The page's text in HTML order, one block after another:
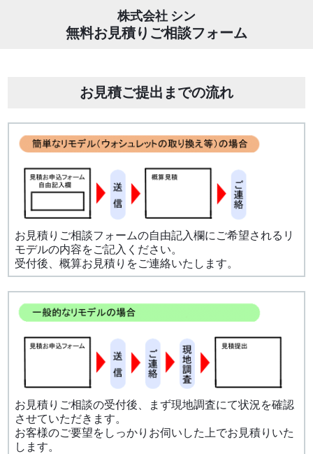
株式会社 シン
無料お見積りご相談フォーム
お見積ご提出までの流れ
お見積りご相談フォームの自由記入欄にご希望されるリ
モデルの内容をご記入ください。
受付後、概算お見積りをご連絡いたします。
お見積りご相談の受付後、まず現地調査にて状況を確認
させていただきます。
お客様のご要望をしっかりお伺いした上でお見積りいた
します。